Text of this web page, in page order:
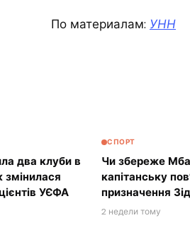
По материалам: УНН
два клуби в
змінилася
УЄФА
СПОРТ
Чи збереже
капітанську
призначення
2 недели тому